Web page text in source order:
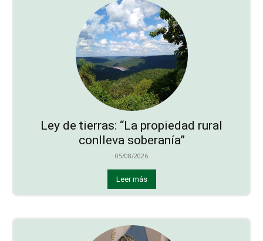
Ley de tierras: “La propiedad rural
conlleva soberanía”
05/08/2026
Leer más